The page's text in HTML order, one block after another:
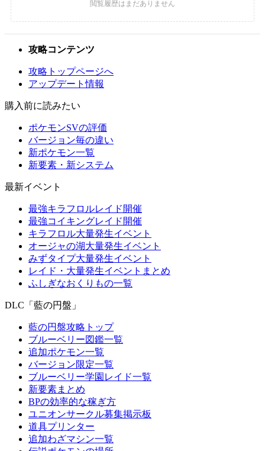
攻略コンテンツ
攻略トップページへ
アップデート情報
購入前に読みたい
ポケモンSVの評価
バージョン毎の違い
新ポケモン一覧
新要素・新システム
最新イベント
最強キラフロルレイド開催
最強コイキングレイド開催
キラフロル大量発生イベント
オージャの湖大量発生イベント
みずタイプ大量発生イベント
レイド・大量発生イベントまとめ
ふしぎなおくりもの一覧
DLC「藍の円盤」
藍の円盤攻略トップ
ブルーベリー図鑑一覧
追加ポケモン一覧
バージョン限定一覧
ブルーベリー学園レイド一覧
新要素まとめ
BPの効率的な稼ぎ方
ユニオンサークル募集掲示板
道具プリンター
追加わざマシン一覧